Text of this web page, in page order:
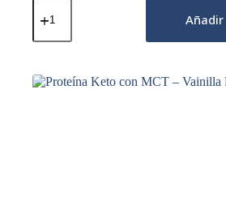
Proteína
Keto
MCT
Vainilla
Francesa